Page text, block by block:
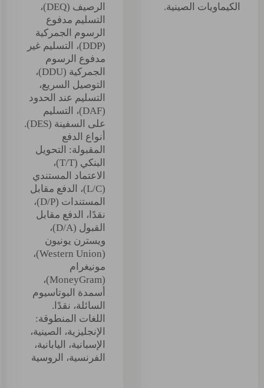
الكيماويات الصينية.
الرصيف (DEQ)،
التسليم مدفوع
الرسوم الجمركية
(DDP)، التسليم غير
مدفوع الرسوم
الجمركية (DDU)،
التوصيل السريع،
التسليم عند الحدود
(DAF)، التسليم
على السفينة (DES).
أنواع الدفع
المقبولة: التحويل
البنكي (T/T)،
الاعتماد المستندي
(L/C)، الدفع مقابل
المستندات (D/P)،
نقدًا، الدفع مقابل
القبول (D/A)،
ويسترن يونيون
(Western Union)،
مونيغرام
(MoneyGram)،
أسمدة البوتاسيوم
السائلة، نقدًا.
اللغات المنطوقة:
الإنجليزية، الصينية،
الإسبانية، اليابانية،
الفرنسية، الروسية